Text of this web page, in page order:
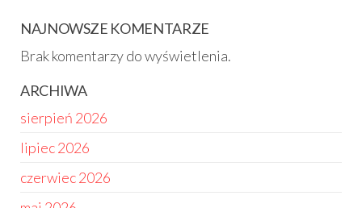
NAJNOWSZE KOMENTARZE
Brak komentarzy do wyświetlenia.
ARCHIWA
sierpień 2026
lipiec 2026
czerwiec 2026